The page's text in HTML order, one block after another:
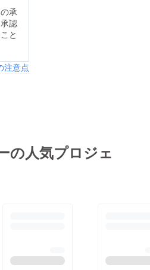
承
認
と
注意点
の人気プロジェ